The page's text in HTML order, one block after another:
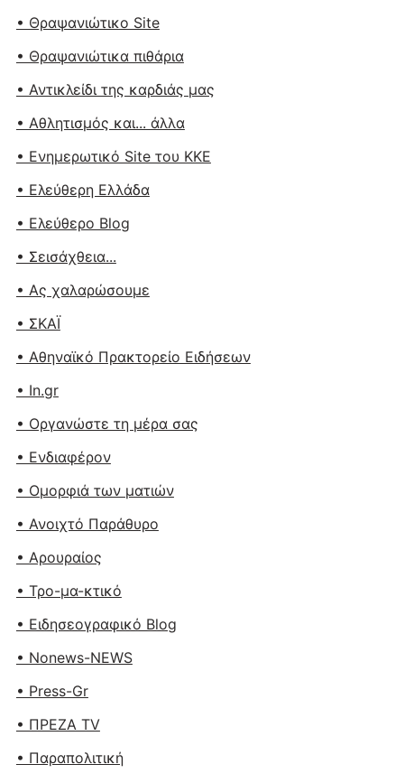
• Θραψανιώτικο Site
• Θραψανιώτικα πιθάρια
• Αντικλείδι της καρδιάς μας
• Αθλητισμός και... άλλα
• Ενημερωτικό Site του ΚΚΕ
• Ελεύθερη Ελλάδα
• Ελεύθερο Blog
• Σεισάχθεια...
• Ας χαλαρώσουμε
• ΣΚΑΪ
• Αθηναϊκό Πρακτορείο Ειδήσεων
• In.gr
• Οργανώστε τη μέρα σας
• Ενδιαφέρον
• Ομορφιά των ματιών
• Ανοιχτό Παράθυρο
• Αρουραίος
• Τρο-μα-κτικό
• Ειδησεογραφικό Blog
• Nonews-NEWS
• Press-Gr
• ΠΡΕΖΑ TV
• Παραπολιτική